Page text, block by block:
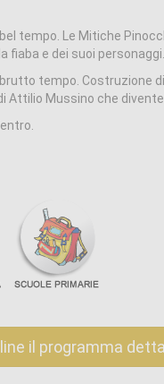
tempo. Le Mitiche
fiaba e dei suoi personaggi.
tempo. Costruzione
Attilio Mussino che
il programma